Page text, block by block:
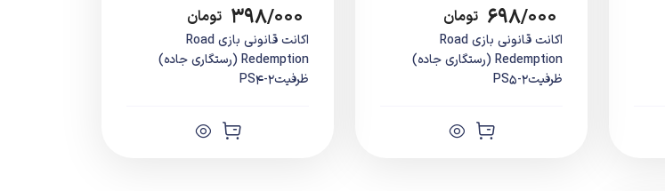
۶۹۸/۰۰۰ تومان
اکانت قانونی بازی Road
Redemption (رستگاری جاده)
ظرفیت2-PS5
۳۹۸/۰۰۰ تومان
اکانت قانونی بازی Road
Redemption (رستگاری جاده)
ظرفیت2-PS4